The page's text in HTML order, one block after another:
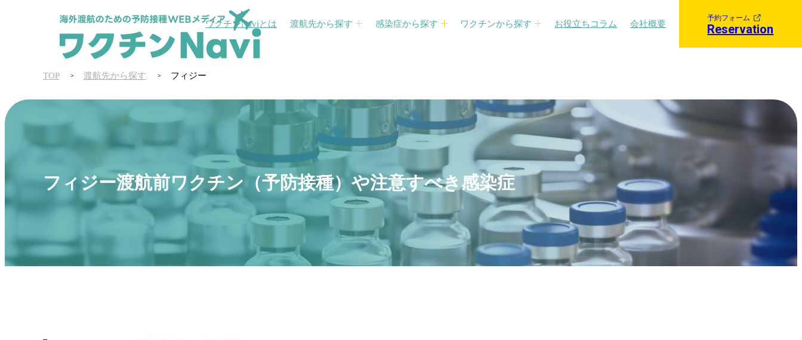
ワクチンNaviとは 渡航先から探す 感染症から探す ワクチンから探す お役立ちコラム 会社概要
予約フォーム
Reservation
TOP 渡航先から探す フィジー
フィジー渡航前ワクチン（予防接種）や注意すべき感染症